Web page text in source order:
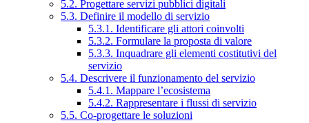
5.2. Progettare servizi pubblici digitali
5.3. Definire il modello di servizio
5.3.1. Identificare gli attori coinvolti
5.3.2. Formulare la proposta di valore
5.3.3. Inquadrare gli elementi costitutivi del
servizio
5.4. Descrivere il funzionamento del servizio
5.4.1. Mappare l’ecosistema
5.4.2. Rappresentare i flussi di servizio
5.5. Co-progettare le soluzioni